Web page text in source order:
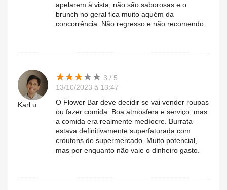
apelarem à vista, não são saborosas e o
brunch no geral fica muito aquém da
concorrência. Não regresso e não recomendo.
Karl.u
★★★★★
★★★★★ 3 / 5
13/10/2023 à 13:47
O Flower Bar deve decidir se vai vender roupas
ou fazer comida. Boa atmosfera e serviço, mas
a comida era realmente medíocre. Burrata
estava definitivamente superfaturada com
croutons de supermercado. Muito potencial,
mas por enquanto não vale o dinheiro gasto.